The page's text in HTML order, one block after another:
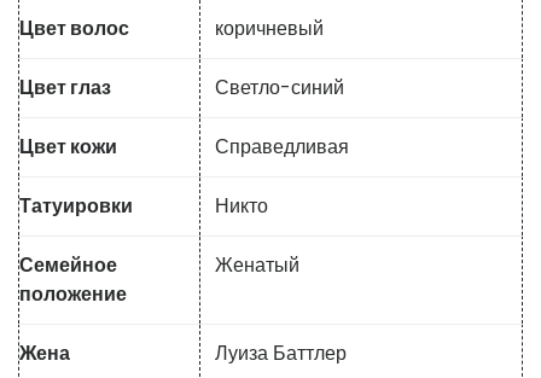
Цвет волос коричневый
Цвет глаз Светло-синий
Цвет кожи Справедливая
Татуировки Никто
Семейное
положение
Женатый
Жена Луиза Баттлер